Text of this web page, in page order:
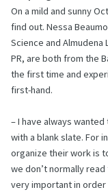
On a mild and sunny
find out. Nessa
Science and
PR, are both from the
the first time and
first-hand.
– I have always
with a blank slate. For
organize their work is
we don’t normally
very important in